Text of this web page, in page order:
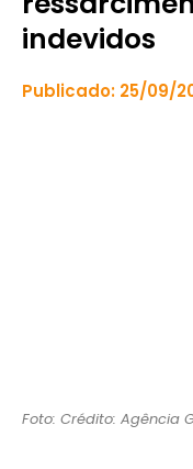
indevidos
Publicado: 25/09/
Foto: Crédito: Agência